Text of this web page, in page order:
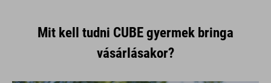
Mit kell tudni CUBE gyermek bringa
vásárlásakor?